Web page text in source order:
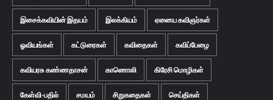
இசைக்கவியின் இதயம் இலக்கியம் ஏனைய கவிஞர்கள்
ஓவியங்கள் கட்டுரைகள் கவிதைகள் கவிப்பேழை
கவியரசு கண்ணதாசன் காணொலி கிரேசி மொழிகள்
கேள்வி-பதில் சமயம் சிறுகதைகள் செய்திகள்